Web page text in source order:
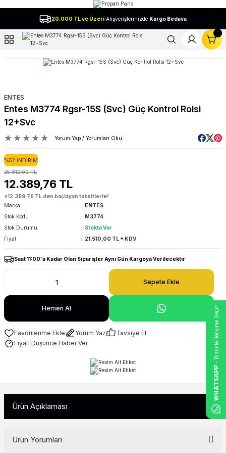
20.000 TL ve Üzeri Alışverişlerinizde Kargo Bedava
ENTES
Entes M3774 Rgsr-15S (Svc) Güç Kontrol Rolsi
12+Svc
Yorum Yap / Yorumları Oku
%52 İNDİRİM
25.812,00 TL
12.389,76 TL
*12.389,76 TL den başlayan taksitlerle!
Marka
ENTES
Stok Kodu
M3774
Stok Durumu
Stokta Var
Fiyat
21.510,00 TL + KDV
Saat 11:00'a Kadar Olan Siparişler Aynı Gün Kargoya Verilecektir
Sepete Ekle
Hemen Al
Yorum Yaz
Tavsiye Et
Fiyatı Düşünce Haber Ver
Ürün Açıklaması
Ürün Yorumları
WHATSAPP
- Bizimle İletişime Geçin